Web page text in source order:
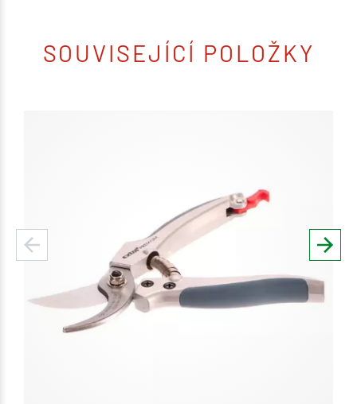
SOUVISEJÍCÍ POLOŽKY